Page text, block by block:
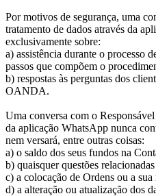
Por motivos de segurança, uma
tratamento de dados através da
exclusivamente sobre:
a) assistência durante o processo
passos que compõem o
b) respostas às perguntas dos
OANDA.
Uma conversa com o
da aplicação WhatsApp nunca
nem versará, entre outras coisas:
a) o saldo dos seus fundos na
b) quaisquer questões
c) a colocação de Ordens ou a
d) a alteração ou atualização dos